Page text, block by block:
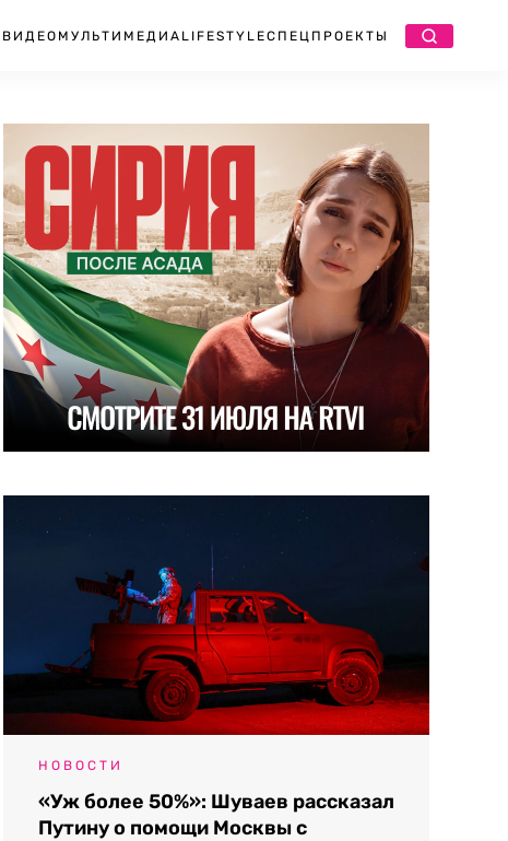
ВИДЕО МУЛЬТИМЕДИА LIFESTYLEСПЕЦПРОЕКТЫ
НОВОСТИ
«Уж более 50%»: Шуваев рассказал
Путину о помощи Москвы с